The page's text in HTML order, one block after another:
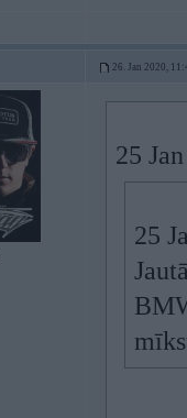
26. Jan 2020,
25
25